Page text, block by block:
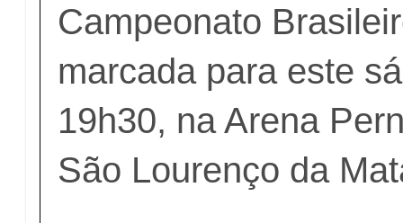
Campeonato
marcada para este
19h30, na Arena
São Lourenço da